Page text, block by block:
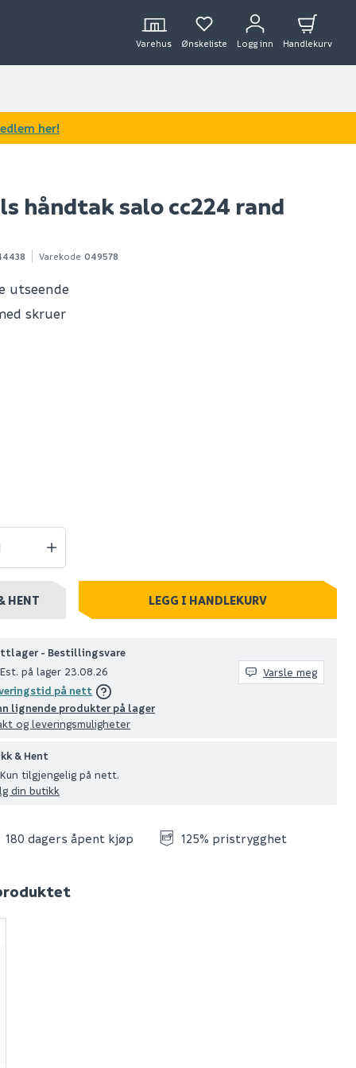
Varehus Ønskeliste Logg inn Handlekurv
håndtak salo cc224 rand
Varekode 049578
utseende
skruer
HENT LEGG I HANDLEKURV
- Bestillingsvare
Est. på lager 23.08.26
på nett
lignende produkter på lager
og leveringsmuligheter
Varsle meg
& Hent
Kun tilgjengelig på nett.
din butikk
180 dagers åpent kjøp 125% pristrygghet
her!